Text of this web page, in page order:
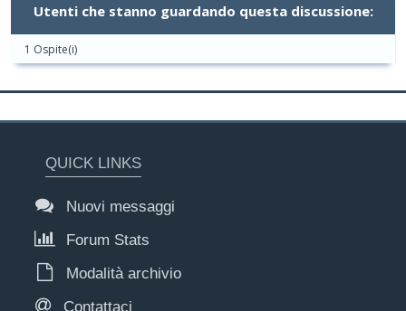
Utenti che stanno guardando questa discussione:
1 Ospite(i)
QUICK LINKS
Nuovi messaggi
Forum Stats
Modalità archivio
Contattaci